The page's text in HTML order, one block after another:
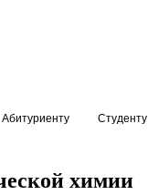
Абитуриенту Студенту
химии